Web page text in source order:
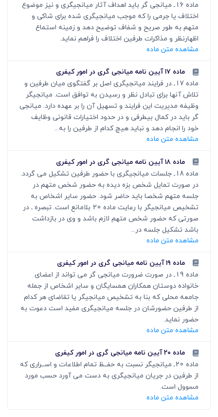
ماده 16ـ میانجی گر‏ باید اهداف آثار میانجی‏گری و نیز موضوع
اختلاف یا جرمی را که موجب میانجی‏گری شده برای شاکی‏ و
متهم به طور صریح و شفاف توضیح دهد و زمینه استماع
اظهارنظر و مذاکرات طرفین اختلاف را فراهم نماید.
مشاهده متن ماده
ماده ۱۷ آیین نامه میانجی گری در امور کیفری
ماده 17ـ در فرایند میانجی‏گری اصل بر گفتگوی میان طرفین و
تلاش آنها برای تبادل نظر و رسیدن به توافق است. میانجی‏گر
وظیفه مدیریت این فرایند و تسهیل آن را بر عهده دارد. میانجی
گر باید در کمال بی­طرفی و در حدود اختیارات قانونی وظایف
خود را انجام دهد و نباید هیچ کدام از طرفین را به...
مشاهده متن ماده
ماده ۱۸ آیین نامه میانجی گری در امور کیفری
ماده 18ـ جلسات میانجی‏گری با حضور طرفین تشکیل می گردد.
در صورت تمایل شخص بزه‏ دیده به حضور شخص متهم در
جلسه متهم شخصا باید حاضر شود. حضور سایر اشخاص به
تشخیص میانجی‏گر با رعایت ماده 20 بلامانع است. تبصره ـ در
صورتی که حضور شخص متهم لازم باشد و وی در بازداشت
باشد تشکیل جلسه در...
مشاهده متن ماده
ماده ۱۹ آیین نامه میانجی گری در امور کیفری
ماده 19ـ در صورت ضرورت میانجی گر می تواند از اعضای
خانواده دوستان همکاران همسایگان و سایر اشخاص از جمله
جامعه محلی که بنا به تشخیص میانجی‏گر یا تقاضای هر کدام
از طرفین حضورشان در جلسه میانجی‏گری مفید است دعوت به
حضور نماید.
مشاهده متن ماده
ماده ۲۰ آیین نامه میانجی گری در امور کیفری
ماده 20ـ میانجی‏گر نسبت به حفــظ تمام اطلاعات و اســراری که
از طرفین در جریان میانجی‏گری به دست می آورد حسب مورد
مسوول است.
مشاهده متن ماده